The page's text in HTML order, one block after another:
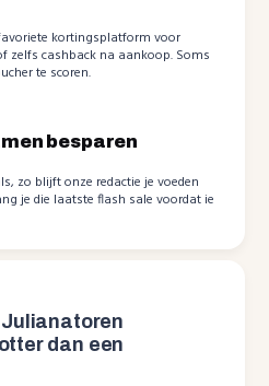
kortingsplatform voor
zelfs cashback na aankoop. Soms
te scoren.
besparen
zo blijft onze redactie je voeden
je die laatste flash sale voordat ie
dan een